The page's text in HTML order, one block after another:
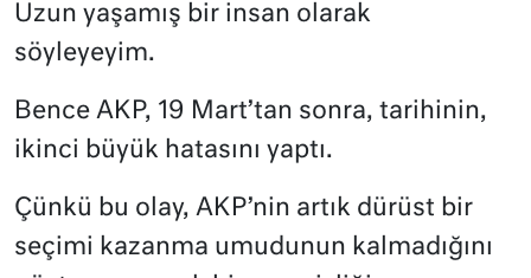
Uzun yaşamış bir insan olarak
söyleyeyim.
Bence AKP, 19 Mart’tan sonra, tarihinin,
ikinci büyük hatasını yaptı.
Çünkü bu olay, AKP’nin artık dürüst bir
seçimi kazanma umudunun kalmadığını